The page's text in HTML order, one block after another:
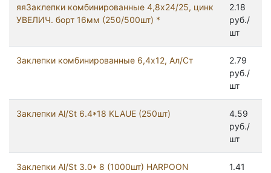
яяЗаклепки комбинированные 4,8х24/25, цинк
УВЕЛИЧ. борт 16мм (250/500шт) *
2.18
руб./
шт
Заклепки комбинированные 6,4х12, Ал/Ст
2.79
руб./
шт
Заклепки Al/St 6.4*18 KLAUE (250шт)
4.59
руб./
шт
Заклепки Al/St 3.0* 8 (1000шт) HARPOON
1.41